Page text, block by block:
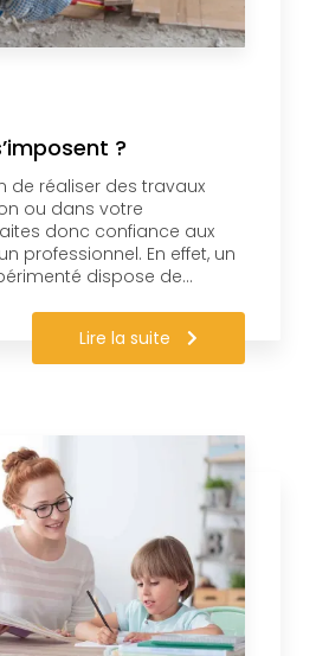
?
de réaliser des travaux
ou dans votre
donc confiance aux
professionnel. En effet, un
dispose de…
Lire la suite